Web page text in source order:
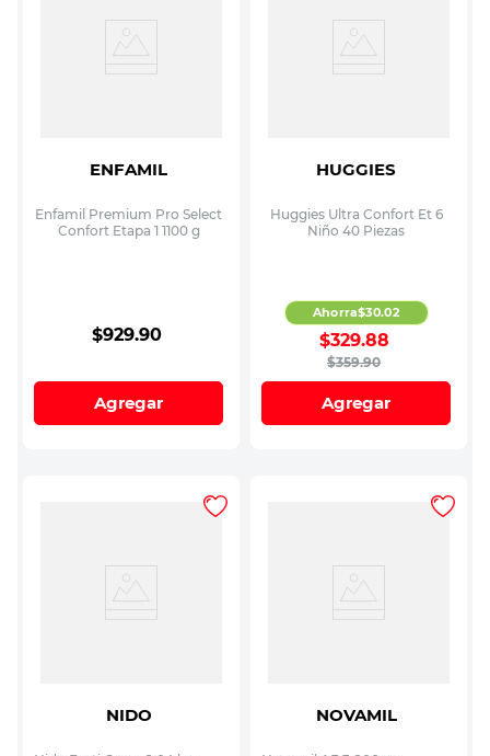
ENFAMIL
Enfamil Premium Pro Select
Confort Etapa 1 1100 g
$929.90
Agregar
HUGGIES
Huggies Ultra Confort Et 6
Niño 40 Piezas
$359.90
$329.88
Ahorra$30.02
Agregar
NIDO NOVAMIL